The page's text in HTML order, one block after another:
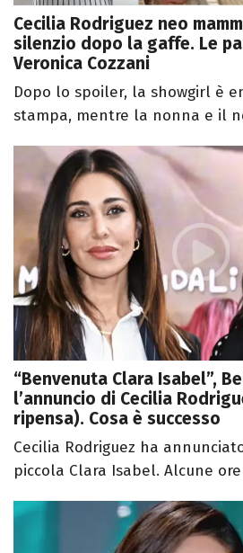
Cecilia Rodriguez neo
silenzio dopo la gaffe. Le
Veronica Cozzani
Dopo lo spoiler, la showgirl è
stampa, mentre la nonna e il
“Benvenuta Clara Isabel”,
l’annuncio di Cecilia
ripensa). Cosa è successo
Cecilia Rodriguez ha
piccola Clara Isabel. Alcune